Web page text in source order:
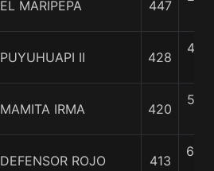
EL MARIPEPA 447
PUYUHUAPI II 428
4 1/
MAMITA IRMA 420
5 1/
DEFENSOR ROJO 413
6 3/